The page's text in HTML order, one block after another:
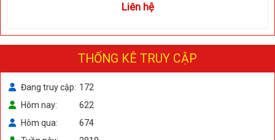
Liên hệ
THỐNG KÊ TRUY CẬP
Đang truy cập
172
Hôm nay
622
Hôm qua
674